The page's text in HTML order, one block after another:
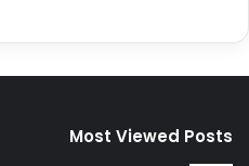
Most Viewed Posts